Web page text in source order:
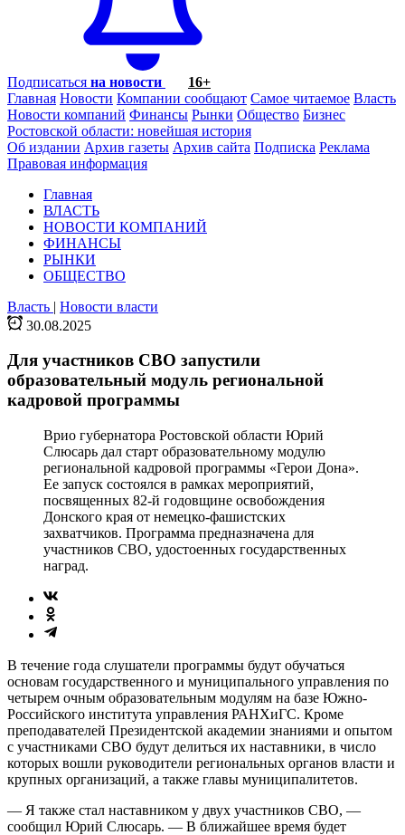
Подписаться на новости
16+
Главная Новости Компании сообщают Самое читаемое Власть
Новости компаний Финансы Рынки Общество Бизнес
Ростовской области: новейшая история
Об издании Архив газеты Архив сайта Подписка Реклама
Правовая информация
Главная
ВЛАСТЬ
НОВОСТИ КОМПАНИЙ
ФИНАНСЫ
РЫНКИ
ОБЩЕСТВО
Власть | Новости власти
30.08.2025
Для участников СВО запустили
образовательный модуль региональной
кадровой программы
Врио губернатора Ростовской области Юрий
Слюсарь дал старт образовательному модулю
региональной кадровой программы «Герои Дона».
Ее запуск состоялся в рамках мероприятий,
посвященных 82-й годовщине освобождения
Донского края от немецко-фашистских
захватчиков. Программа предназначена для
участников СВО, удостоенных государственных
наград.
В течение года слушатели программы будут обучаться
основам государственного и муниципального управления по
четырем очным образовательным модулям на базе Южно-
Российского института управления РАНХиГС. Кроме
преподавателей Президентской академии знаниями и опытом
с участниками СВО будут делиться их наставники, в число
которых вошли руководители региональных органов власти и
крупных организаций, а также главы муниципалитетов.
— Я также стал наставником у двух участников СВО, —
сообщил Юрий Слюсарь. — В ближайшее время будет